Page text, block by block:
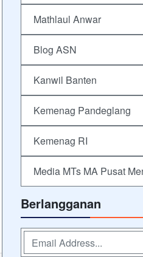
Mathlaul Anwar
Blog ASN
Kanwil Banten
Kemenag Pandeglang
Kemenag RI
Media MTs MA Pusat
Berlangganan